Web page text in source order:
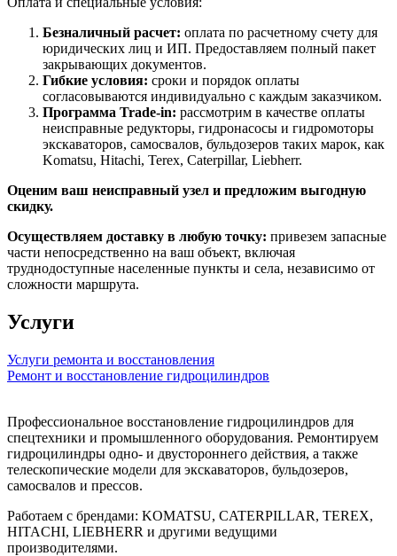
Безналичный расчет: оплата по расчетному счету для
юридических лиц и ИП. Предоставляем полный пакет
закрывающих документов.
Гибкие условия: сроки и порядок оплаты
согласовываются индивидуально с каждым заказчиком.
Программа Trade-in: рассмотрим в качестве оплаты
неисправные редукторы, гидронасосы и гидромоторы
экскаваторов, самосвалов, бульдозеров таких марок, как
Komatsu, Hitachi, Terex, Caterpillar, Liebherr.
Оценим ваш неисправный узел и предложим выгодную
скидку.
Осуществляем доставку в любую точку: привезем запасные
части непосредственно на ваш объект, включая
труднодоступные населенные пункты и села, независимо от
сложности маршрута.
Услуги
Услуги ремонта и восстановления
Ремонт и восстановление гидроцилиндров
Профессиональное восстановление гидроцилиндров для
спецтехники и промышленного оборудования. Ремонтируем
гидроцилиндры одно- и двустороннего действия, а также
телескопические модели для экскаваторов, бульдозеров,
самосвалов и прессов.
Работаем с брендами: KOMATSU, CATERPILLAR, TEREX,
HITACHI, LIEBHERR и другими ведущими
производителями.